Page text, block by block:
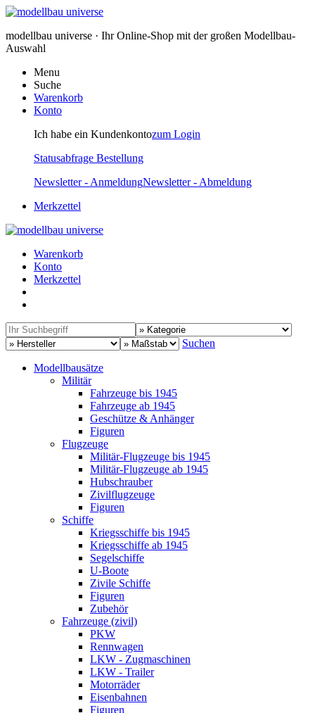
modellbau universe · Ihr Online-Shop mit der großen Modellbau-
Auswahl
Menu
Suche
Warenkorb
Konto
Ich habe ein Kundenkontozum Login
Statusabfrage Bestellung
Newsletter - AnmeldungNewsletter - Abmeldung
Merkzettel
Warenkorb
Konto
Merkzettel
Suchen
Modellbausätze
Militär
Fahrzeuge bis 1945
Fahrzeuge ab 1945
Geschütze & Anhänger
Figuren
Flugzeuge
Militär-Flugzeuge bis 1945
Militär-Flugzeuge ab 1945
Hubschrauber
Zivilflugzeuge
Figuren
Schiffe
Kriegsschiffe bis 1945
Kriegsschiffe ab 1945
Segelschiffe
U-Boote
Zivile Schiffe
Figuren
Zubehör
Fahrzeuge (zivil)
PKW
Rennwagen
LKW - Zugmaschinen
LKW - Trailer
Motorräder
Eisenbahnen
Figuren